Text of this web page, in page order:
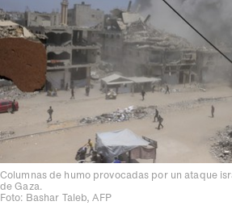
Columnas de humo provocadas por un ataque
de Gaza.
Foto: Bashar Taleb, AFP